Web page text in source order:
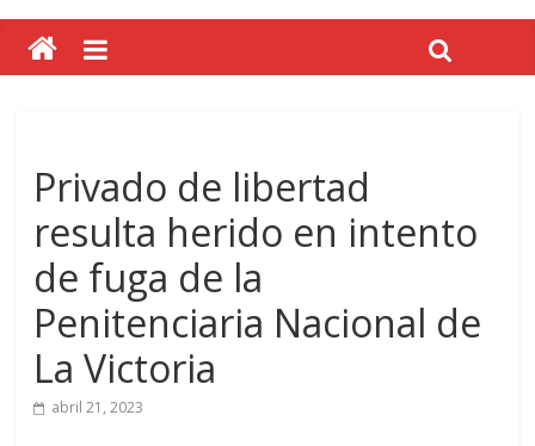
Privado de libertad
resulta herido en intento
de fuga de la
Penitenciaria Nacional de
La Victoria
abril 21, 2023